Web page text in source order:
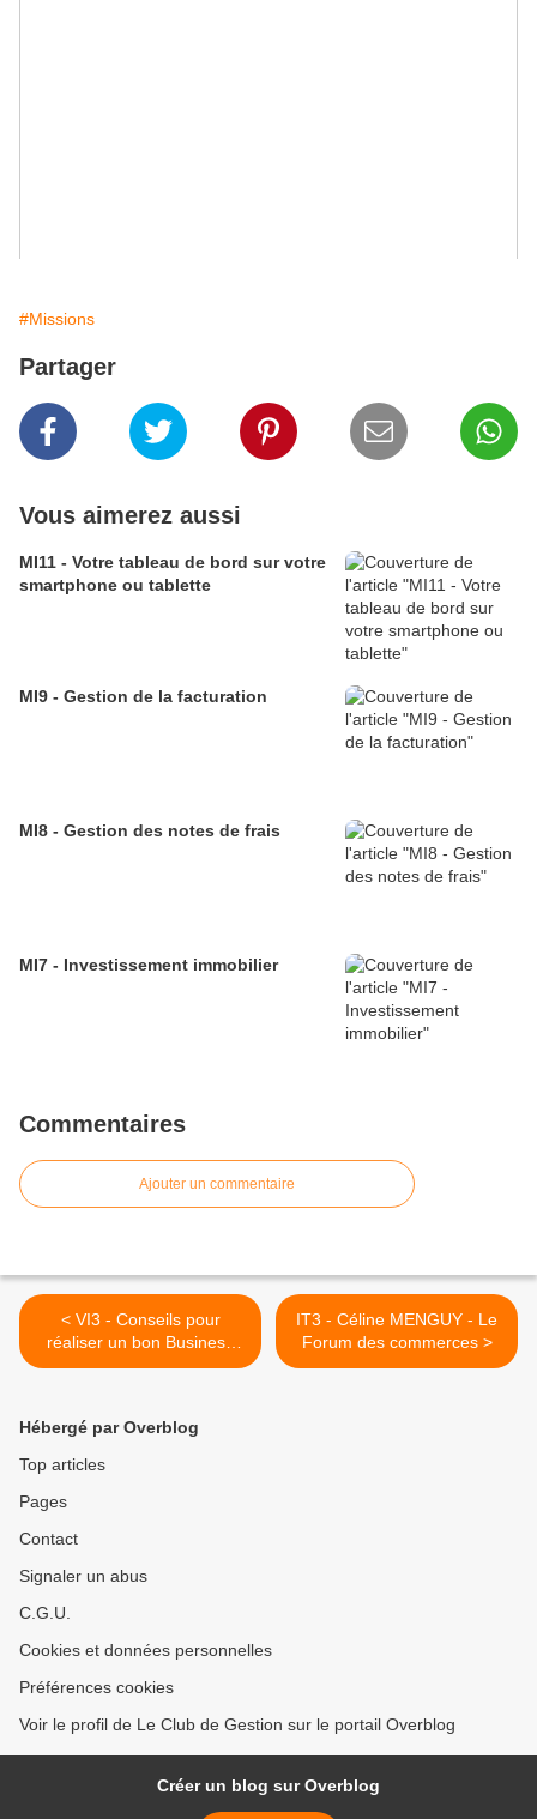
#Missions
Partager
Vous aimerez aussi
MI11 - Votre tableau de bord sur votre
smartphone ou tablette
MI9 - Gestion de la facturation
MI8 - Gestion des notes de frais
MI7 - Investissement immobilier
Commentaires
Ajouter un commentaire
< VI3 - Conseils pour
réaliser un bon Business
Plan
IT3 - Céline MENGUY - Le
Forum des commerces >
Hébergé par Overblog
Top articles
Pages
Contact
Signaler un abus
C.G.U.
Cookies et données personnelles
Préférences cookies
Voir le profil de Le Club de Gestion sur le portail Overblog
Créer un blog sur Overblog